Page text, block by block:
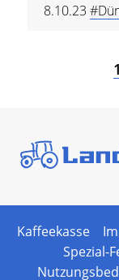
8.10.23
Kaffeekasse
Spezial-